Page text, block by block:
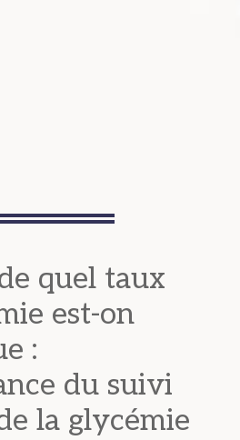
quel taux
est-on
:
du suivi
la glycémie